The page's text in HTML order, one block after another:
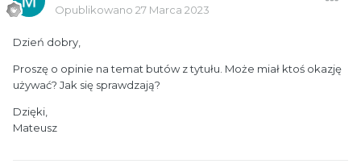
Opublikowano 27 Marca 2023
Dzień dobry,
Proszę o opinie na temat butów z tytułu. Może miał ktoś okazję
używać? Jak się sprawdzają?
Dzięki,
Mateusz